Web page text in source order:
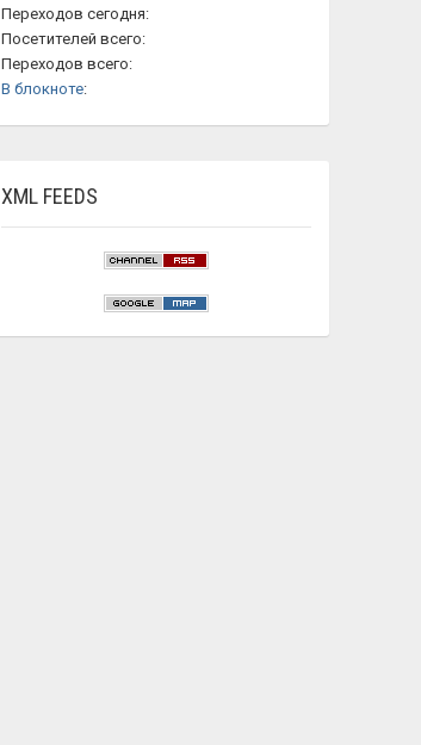
Переходов сегодня:
Посетителей всего:
Переходов всего:
В блокноте:
XML FEEDS